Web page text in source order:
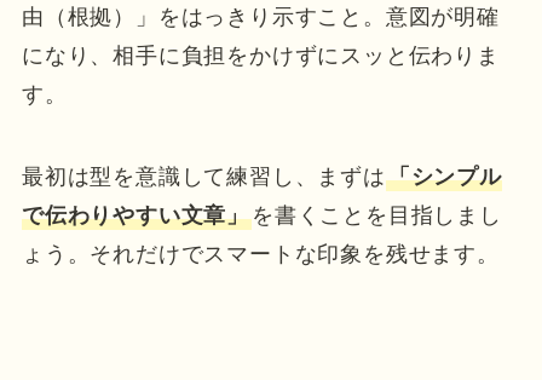
由（根拠）」をはっきり示すこと。意図が明確
になり、相手に負担をかけずにスッと伝わりま
す。
最初は型を意識して練習し、まずは「シンプル
で伝わりやすい文章」を書くことを目指しまし
ょう。それだけでスマートな印象を残せます。